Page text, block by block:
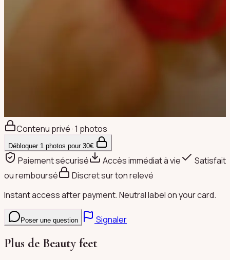
Contenu privé · 1 photos
Débloquer 1 photos pour 30€
Paiement sécurisé Accès immédiat à vie
Satisfait
ou remboursé
Discret sur ton relevé
Instant access after payment. Neutral label on your card.
Poser une question Signaler
Plus de Beauty feet